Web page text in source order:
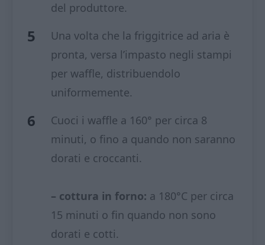
del produttore.
Una volta che la friggitrice ad aria è
pronta, versa l’impasto negli stampi
per waffle, distribuendolo
uniformemente.
Cuoci i waffle a 160° per circa 8
minuti, o fino a quando non saranno
dorati e croccanti.
– cottura in forno: a 180°C per circa
15 minuti o fin quando non sono
dorati e cotti.